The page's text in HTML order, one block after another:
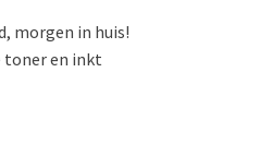
morgen in huis!
toner en inkt